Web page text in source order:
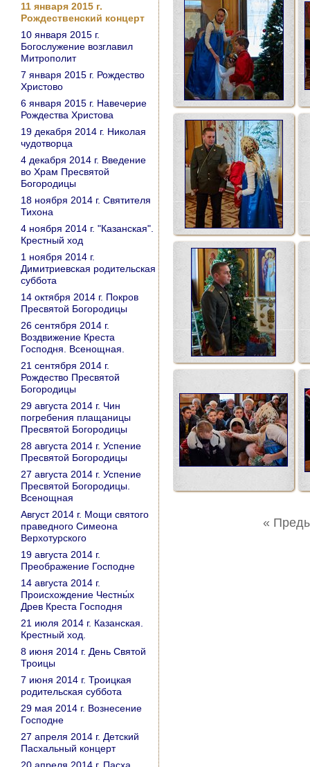
«
11 января 2015 г.
Рождественский концерт
10 января 2015 г.
Богослужение возглавил
Митрополит
7 января 2015 г. Рождество
Христово
6 января 2015 г. Навечерие
Рождества Христова
19 декабря 2014 г. Николая
чудотворца
4 декабря 2014 г. Введение
во Храм Пресвятой
Богородицы
18 ноября 2014 г. Святителя
Тихона
4 ноября 2014 г. "Казанская".
Крестный ход
1 ноября 2014 г.
Димитриевская родительская
суббота
14 октября 2014 г. Покров
Пресвятой Богородицы
26 сентября 2014 г.
Воздвижение Креста
Господня. Всенощная.
21 сентября 2014 г.
Рождество Пресвятой
Богородицы
29 августа 2014 г. Чин
погребения плащаницы
Пресвятой Богородицы
28 августа 2014 г. Успение
Пресвятой Богородицы
27 августа 2014 г. Успение
Пресвятой Богородицы.
Всенощная
Август 2014 г. Мощи святого
праведного Симеона
Верхотурского
19 августа 2014 г.
Преображение Господне
14 августа 2014 г.
Происхождение Честны́х
Древ Креста Господня
21 июля 2014 г. Казанская.
Крестный ход.
8 июня 2014 г. День Святой
Троицы
7 июня 2014 г. Троицкая
родительская суббота
29 мая 2014 г. Вознесение
Господне
27 апреля 2014 г. Детский
Пасхальный концерт